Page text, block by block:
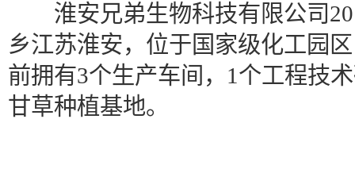
淮安兄弟生物科技有限公司
乡江苏淮安，位于国家级化工园
前拥有3个生产车间，1个工程技
甘草种植基地。